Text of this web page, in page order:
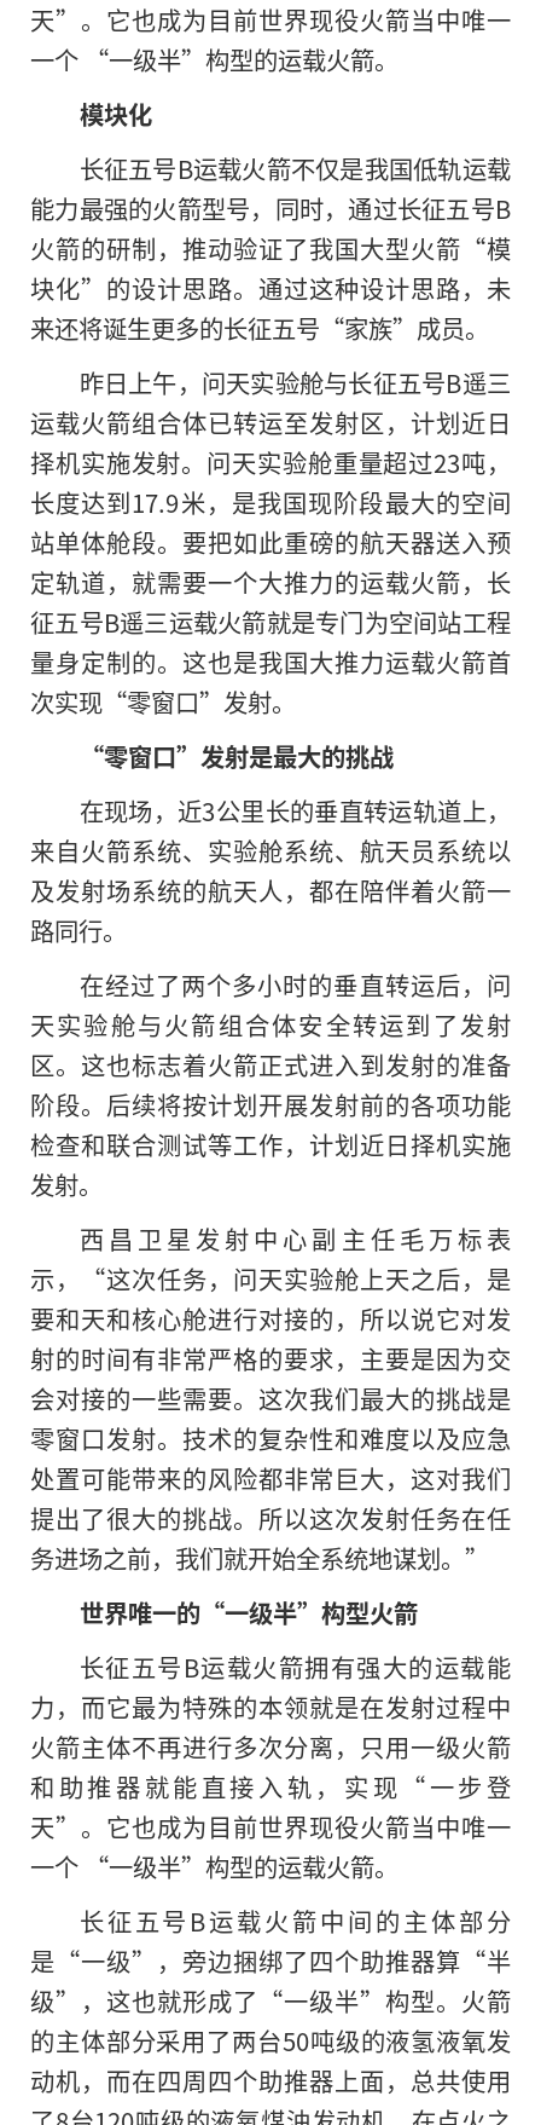
天”。它也成为目前世界现役火箭当中唯一
一个 “一级半”构型的运载火箭。
模块化
长征五号B运载火箭不仅是我国低轨运载
能力最强的火箭型号，同时，通过长征五号B
火箭的研制，推动验证了我国大型火箭“模
块化”的设计思路。通过这种设计思路，未
来还将诞生更多的长征五号“家族”成员。
昨日上午，问天实验舱与长征五号B遥三
运载火箭组合体已转运至发射区，计划近日
择机实施发射。问天实验舱重量超过23吨，
长度达到17.9米，是我国现阶段最大的空间
站单体舱段。要把如此重磅的航天器送入预
定轨道，就需要一个大推力的运载火箭，长
征五号B遥三运载火箭就是专门为空间站工程
量身定制的。这也是我国大推力运载火箭首
次实现“零窗口”发射。
“零窗口”发射是最大的挑战
在现场，近3公里长的垂直转运轨道上，
来自火箭系统、实验舱系统、航天员系统以
及发射场系统的航天人，都在陪伴着火箭一
路同行。
在经过了两个多小时的垂直转运后，问
天实验舱与火箭组合体安全转运到了发射
区。这也标志着火箭正式进入到发射的准备
阶段。后续将按计划开展发射前的各项功能
检查和联合测试等工作，计划近日择机实施
发射。
西昌卫星发射中心副主任毛万标表
示，“这次任务，问天实验舱上天之后，是
要和天和核心舱进行对接的，所以说它对发
射的时间有非常严格的要求，主要是因为交
会对接的一些需要。这次我们最大的挑战是
零窗口发射。技术的复杂性和难度以及应急
处置可能带来的风险都非常巨大，这对我们
提出了很大的挑战。所以这次发射任务在任
务进场之前，我们就开始全系统地谋划。”
世界唯一的“一级半”构型火箭
长征五号B运载火箭拥有强大的运载能
力，而它最为特殊的本领就是在发射过程中
火箭主体不再进行多次分离，只用一级火箭
和助推器就能直接入轨，实现“一步登
天”。它也成为目前世界现役火箭当中唯一
一个 “一级半”构型的运载火箭。
长征五号B运载火箭中间的主体部分
是“一级”，旁边捆绑了四个助推器算“半
级”，这也就形成了“一级半”构型。火箭
的主体部分采用了两台50吨级的液氢液氧发
动机，而在四周四个助推器上面，总共使用